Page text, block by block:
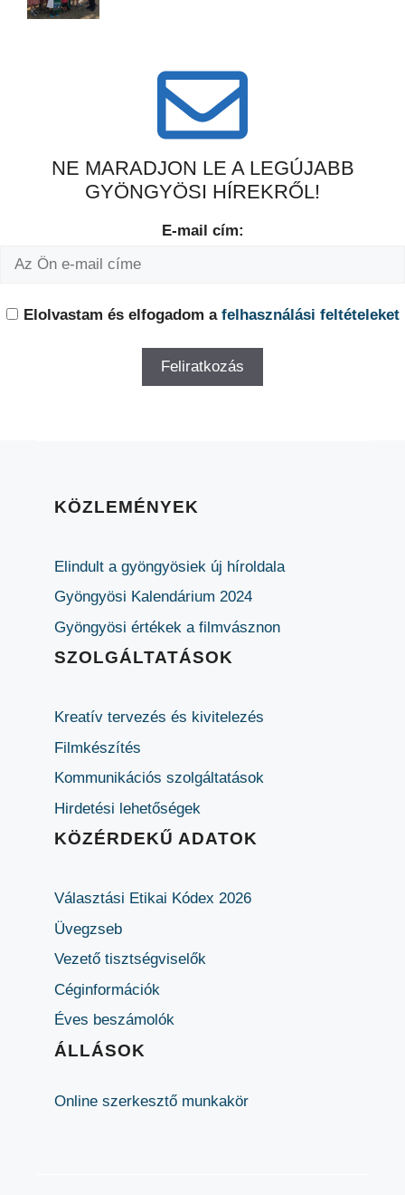
NE MARADJON LE A LEGÚJABB
GYÖNGYÖSI HÍREKRŐL!
E-mail cím:
Elolvastam és elfogadom a felhasználási feltételeket
KÖZLEMÉNYEK
Elindult a gyöngyösiek új híroldala
Gyöngyösi Kalendárium 2024
Gyöngyösi értékek a filmvásznon
SZOLGÁLTATÁSOK
Kreatív tervezés és kivitelezés
Filmkészítés
Kommunikációs szolgáltatások
Hirdetési lehetőségek
KÖZÉRDEKŰ ADATOK
Választási Etikai Kódex 2026
Üvegzseb
Vezető tisztségviselők
Céginformációk
Éves beszámolók
ÁLLÁSOK
Online szerkesztő munkakör